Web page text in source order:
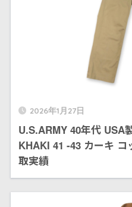
2026年1月27日
U.S.ARMY 40年代 USA
KHAKI 41 -43 カーキ コ
取実績